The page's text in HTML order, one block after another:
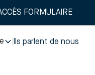
FORMULAIRE
Ils parlent de nous